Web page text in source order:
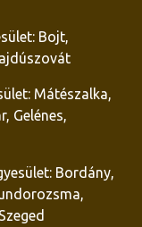
Bojt,
Mátészalka,
Gelénes,
Bordány,